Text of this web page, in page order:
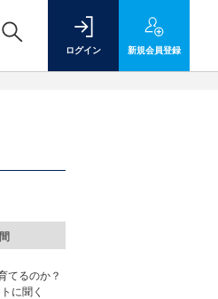
ログイン 新規会員登録
てるのか？
に聞く